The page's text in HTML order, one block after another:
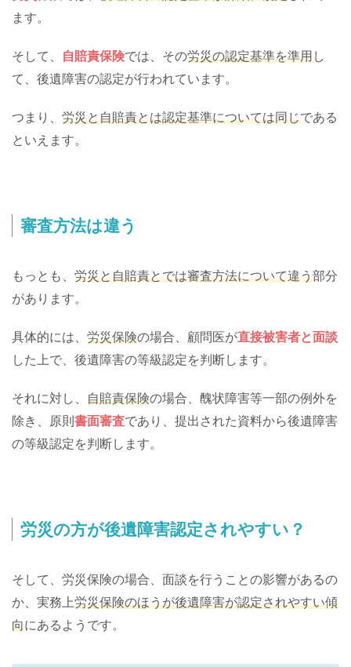
ます。
そして、 自賠責保険では、その労災の認定基準を準用し
て、後遺障害の認定が行われています。
つまり、 労災と自賠責とは認定基準については同じである
といえます。
審査方法は違う
もっとも、 労災と自賠責とでは審査方法について違う部分
があります。
具体的には、 労災保険の場合、顧問医が直接被害者と面談
した上で、後遺障害の等級認定を判断します。
それに対し、 自賠責保険の場合、醜状障害等一部の例外を
除き、原則 書面審査であり、提出された資料から後遺障害
の等級認定を判断します。
労災の方が後遺障害認定されやすい？
そして、労災保険の場合、面談を行うことの影響があるの
か、実務上労災保険のほうが後遺障害が認定されやすい傾
向にあるようです。